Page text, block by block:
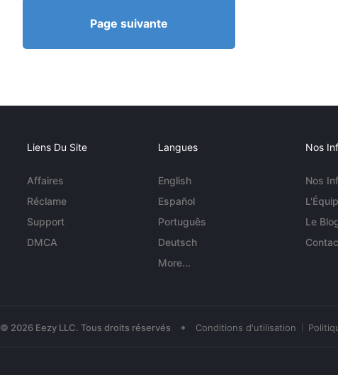
Page suivante
Liens Du Site
Affaires
Réclame
Support
DMCA
Langues
English
Español
Português
Deutsch
More...
Nos
Nos
Le
© 2026 Eezy LLC. Tous droits réservés • Conditions d'utilisation